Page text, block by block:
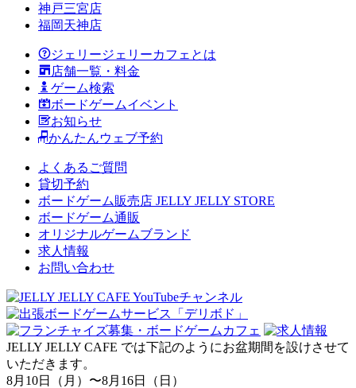
神戸三宮店
福岡天神店
ジェリージェリーカフェとは
店舗一覧・料金
ゲーム検索
ボードゲームイベント
お知らせ
かんたんウェブ予約
よくあるご質問
貸切予約
ボードゲーム販売店 JELLY JELLY STORE
ボードゲーム通販
オリジナルゲームブランド
求人情報
お問い合わせ
JELLY JELLY CAFE では下記のようにお盆期間を設けさせて
いただきます。
8月10日（月）〜8月16日（日）